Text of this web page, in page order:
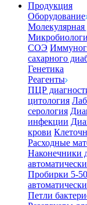
Продукция
Оборудование
Молекулярная
СОЭ
сахарного
Генетика
Реагенты
ПЦР
цитология
серология
инфекции
крови
Расходные
Наконечники
Пробирки 5-
Петли